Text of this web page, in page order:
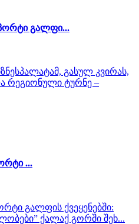
გალფი...
გასულ კვირას,
რეგიონული ტურნე –
...
გალფის ქვეყენებში:
ქალაქ გორში შეხ...